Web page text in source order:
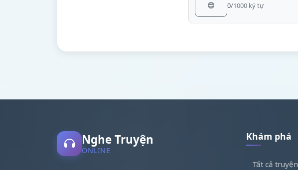
😊 0/1000 ký tự
Nghe Truyện
ONLINE
Khám phá
Tất cả truyện